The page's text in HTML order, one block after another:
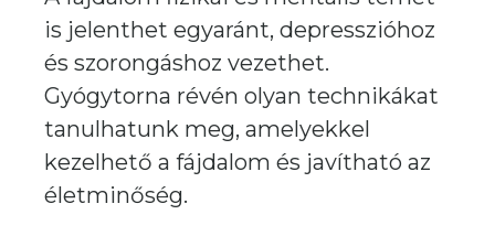
is jelenthet egyaránt, depresszióhoz
és szorongáshoz vezethet.
Gyógytorna révén olyan technikákat
tanulhatunk meg, amelyekkel
kezelhető a fájdalom és javítható az
életminőség.